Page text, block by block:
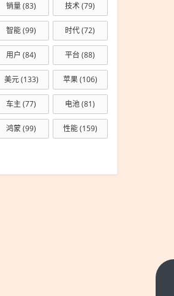
销量(83) 技术(79)
智能(99) 时代(72)
用户 (84) 平台 (88)
美元(133) 苹果(106)
车主 (77) 电池(81)
鸿蒙(99) 性能(159)